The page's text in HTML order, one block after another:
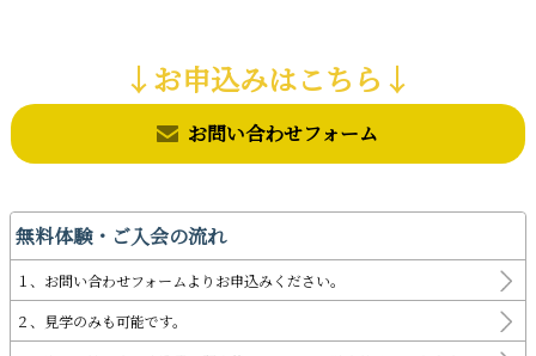
↓お申込みはこちら↓
お問い合わせフォーム
無料体験・ご入会の流れ
１、お問い合わせフォームよりお申込みください。
２、見学のみも可能です。